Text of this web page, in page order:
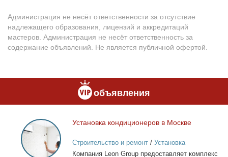
Администрация не несёт ответственности за отсутствие
надлежащего образования, лицензий и аккредитаций
мастеров. Администрация не несёт ответственность за
содержание объявлений. Не является публичной офертой.
объявления
Установка
кондиционеров
в
Москве
Уста­нов­ка кон­ди­ци­о­не­ров в Москве
Строительство и ремонт/ Установка
кондиционеров
Ком­па­ния Leon Group предо­став­ля­ет ком­плекс